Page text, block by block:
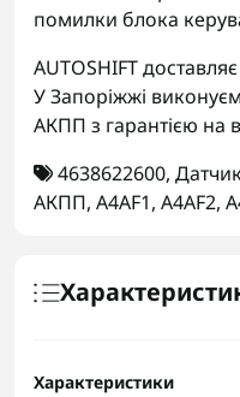
помилки блока
AUTOSHIFT
У Запоріжжі
АКПП з гарантією на
4638622600,
АКПП, A4AF1, A4AF2,
Характеристики